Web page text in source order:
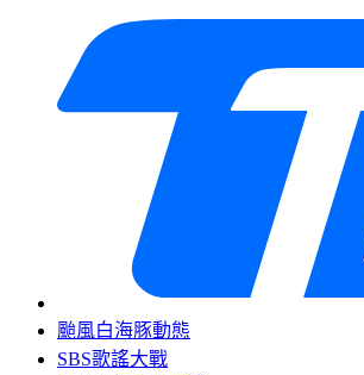
颱風白海豚動態
SBS歌謠大戰